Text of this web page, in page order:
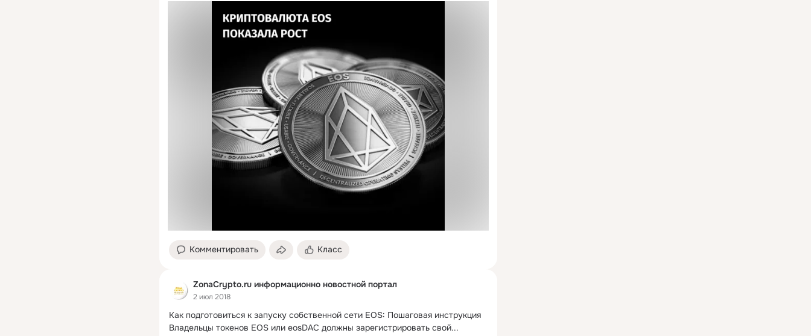
Комментировать Класс
ZonaCrypto.ru информационно новостной портал
2 июл 2018
Как подготовиться к запуску собственной сети EOS: Пошаговая инструкция
Владельцы токенов EOS или eosDAC должны зарегистрировать свой...